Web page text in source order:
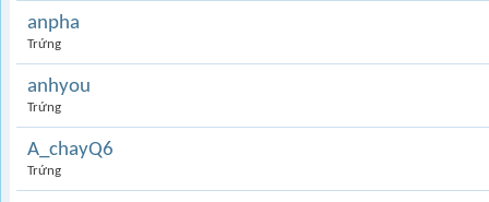
anpha
Trứng
anhyou
Trứng
A_chayQ6
Trứng